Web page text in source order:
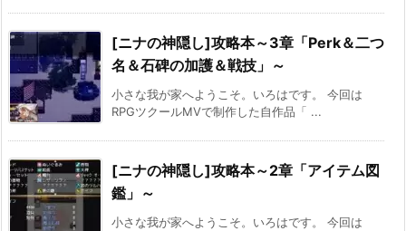
[ニナの神隠し]攻略本～3章「Perk＆二つ
名＆石碑の加護＆戦技」～
小さな我が家へようこそ。いろはです。 今回は
RPGツクールMVで制作した自作品「 ...
[ニナの神隠し]攻略本～2章「アイテム図
鑑」～
小さな我が家へようこそ。いろはです。 今回は